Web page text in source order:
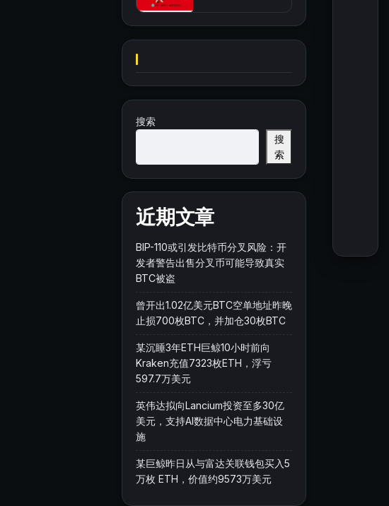
搜索
搜
索
近期文章
BIP-110或引发比特币分叉风险：开
发者警告出售分叉币可能导致真实
BTC被盗
曾开出1.02亿美元BTC空单地址昨晚
止损700枚BTC，并加仓30枚BTC
某沉睡3年ETH巨鲸10小时前向
Kraken充值7323枚ETH，浮亏
597.7万美元
英伟达拟向Lancium投资至多30亿
美元，支持AI数据中心电力基础设
施
某巨鲸昨日从与富达关联钱包买入5
万枚 ETH，价值约9573万美元